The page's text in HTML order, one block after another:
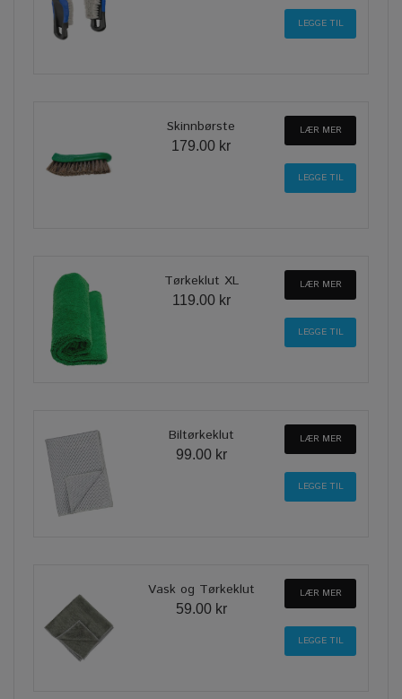
Skinnbørste
179.00 kr
LÆR MER
Tørkeklut XL
119.00 kr
LÆR MER
Biltørkeklut
99.00 kr
LÆR MER
Vask og Tørkeklut
59.00 kr
LÆR MER